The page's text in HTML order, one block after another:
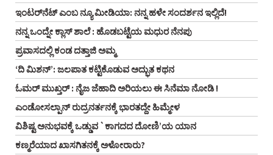
ಇಂಟರ್‌ನೆಟ್ ಎಂಬ ನ್ಯೂ ಮೀಡಿಯಾ: ನನ್ನ ಹಳೇ ಸಂದರ್ಶನ ಇಲ್ಲಿದೆ!
ನನ್ನ ಒಂದ್ನೇ ಕ್ಲಾಸ್ ಶಾಲೆ : ಹೊಡಬಟ್ಟೆಯ ಮಧುರ ನೆನಪು
ಪ್ರವಾಸದಲ್ಲಿ ಕಂಡ ದತ್ತಾಜಿ ಅಮ್ಮ
‘ದಿ ಮಿಶನ್’: ಜಲಪಾತ ಕಟ್ಟಿಕೊಡುವ ಅದ್ಭುತ ಕಥನ
ಓಮರ್ ಮುಖ್ತರ್ : ನೈಜ ಜೆಹಾದಿ ಅರಿಯಲು ಈ ಸಿನೆಮಾ ನೋಡಿ !
ಎಂಡೋಸಲ್ಪಾನ್ ರುದ್ರನರ್ತನಕ್ಕೆ ಭಾರತದ್ದೇ ಹಿಮ್ಮೇಳ
ವಿಶಿಷ್ಟ ಅನುಭವಕ್ಕೆ ಒಡ್ಡುವ `ಕಾಗದದ ದೋಣಿ’ಯ ಯಾನ
ಕಣ್ಮರೆಯಾದ ಖಾಸಗಿತನಕ್ಕೆ ಅಳೋರಾರು?